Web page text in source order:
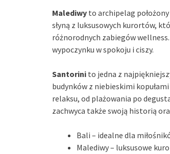
Malediwy to archipelag
słyną z luksusowych kurortów,
różnorodnych zabiegów
wypoczynku w spokoju i ciszy.
Santorini to jedna z
budynków z niebieskimi
relaksu, od plażowania po
zachwyca także swoją historią
Bali – idealne dla
Malediwy – luksusowe